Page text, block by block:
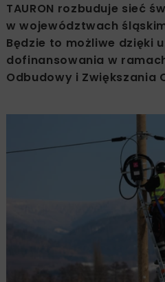
TAURON rozbuduje sieć
w województwach
Będzie to możliwe dzięki
dofinansowania w
Odbudowy i Zwiększania